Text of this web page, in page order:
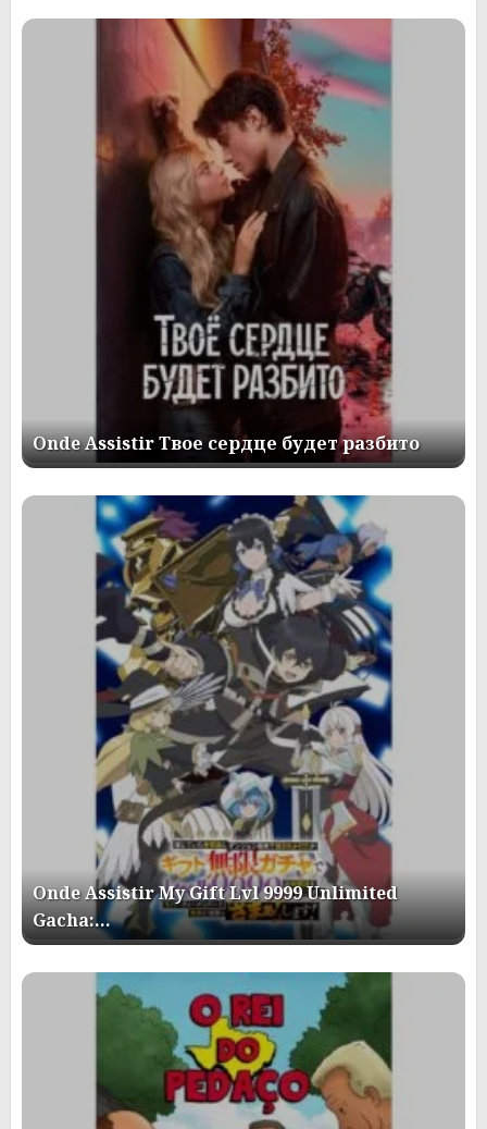
Onde Assistir Твое сердце будет разбито
Onde Assistir My Gift Lvl 9999 Unlimited
Gacha:…